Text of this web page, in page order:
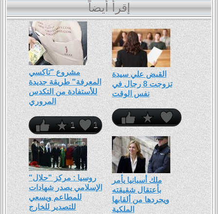
إقرأ أيضاً
مشروع "تاكسي
المعرفة" طريقة جديدة
للأستفادة من التكدس
المروري
1 1
القبض علي سيدة
تزوجت 8 رجال في
نفس الوقت
روسيا : مركز "حلال"
الإسلامي يصدر شهادات
للمطاعم ويسعي
للتصدير للخارج
ملك أسبانيا يأمر
بأعتقال شقيقته
ويجردها من ألقابها
الملكية